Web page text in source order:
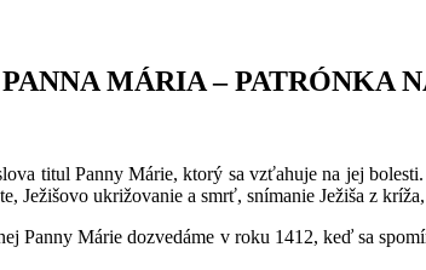
MÁRIA – PATRÓNKA
titul Panny Márie, ktorý sa vzťahuje na jej
Ježišovo ukrižovanie a smrť, snímanie Ježiša z
Panny Márie dozvedáme v roku 1412, keď sa